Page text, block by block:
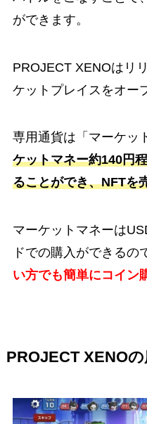
ができます。
PROJECT XENOはリ
ケットプレイスをオー
専用通貨は「マーケッ
ケットマネー約140円
ることができ、NFTを
マーケットマネーは
ドでの購入ができるの
い方でも簡単にコイン
PROJECT XENO